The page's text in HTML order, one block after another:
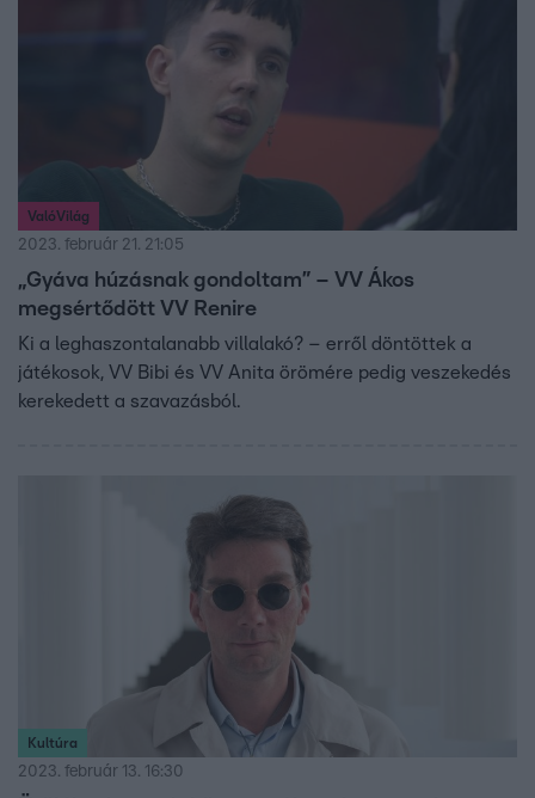
ValóVilág
2023. február 21. 21:05
„Gyáva húzásnak gondoltam” – VV Ákos
megsértődött VV Renire
Ki a leghaszontalanabb villalakó? – erről döntöttek a
játékosok, VV Bibi és VV Anita örömére pedig veszekedés
kerekedett a szavazásból.
Kultúra
2023. február 13. 16:30